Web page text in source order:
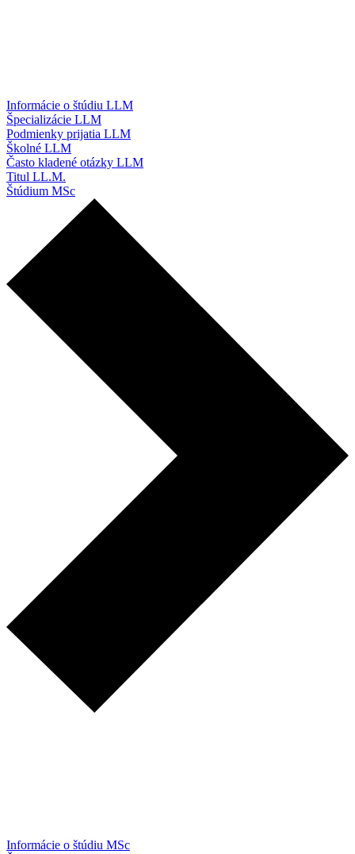
Informácie o štúdiu LLM
Špecializácie LLM
Podmienky prijatia LLM
Školné LLM
Často kladené otázky LLM
Titul LL.M.
Štúdium MSc
Informácie o štúdiu MSc